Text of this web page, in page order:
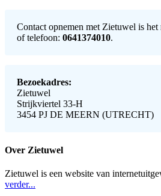
Contact opnemen met Zietuwel is
of telefoon: 0641374010.
Bezoekadres:
Zietuwel
Strijkviertel 33-H
3454 PJ DE MEERN (UTRECHT)
Over Zietuwel
Zietuwel is een website van
verder...